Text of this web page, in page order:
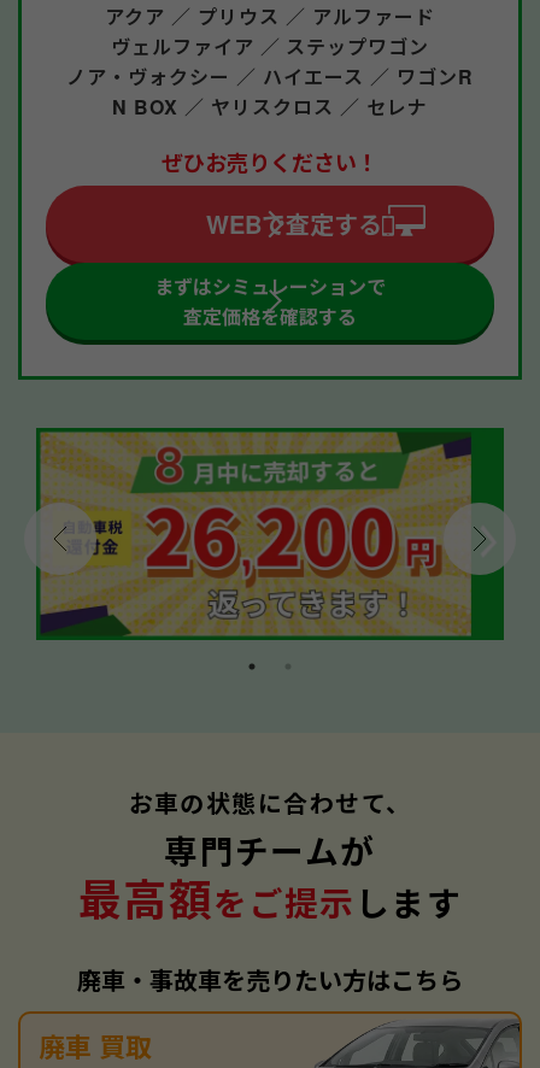
アクア ／ プリウス ／ アルファード
ヴェルファイア ／ ステップワゴン
ノア・ヴォクシー ／ ハイエース ／ ワゴンR
N BOX ／ ヤリスクロス ／ セレナ
ぜひお売りください！
WEBで査定する
まずはシミュレーションで
査定価格を確認する
お車の状態に合わせて、
専門チームが
最高額をご提示 します
廃車・事故車を売りたい方はこちら
廃車 買取